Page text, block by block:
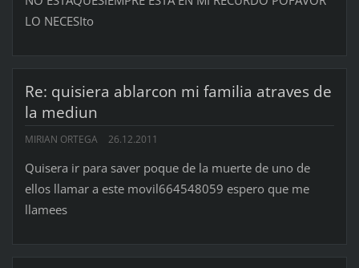
LO NECESIto
Re: quisiera ablarcon mi familia atraves de
la mediun
MIRIAN ORTEGA 26.12.2011
Quisera ir para saver poque de la muerte de uno de
ellos llamar a este movil664548059 espero que me
llamees